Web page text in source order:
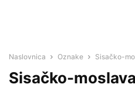
Naslovnica Oznake Sisačko-
Sisačko-